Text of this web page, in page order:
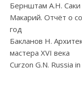
Бернштам А.Н.
Макарий. Отчёт о
год
Бакланов Н.
мастера XVI века
Curzon G.N. Russia